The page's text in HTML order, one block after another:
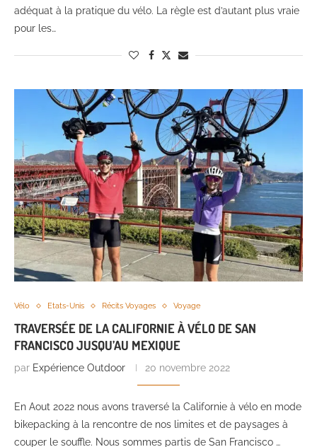
adéquat à la pratique du vélo. La règle est d’autant plus vraie
pour les…
Vélo Etats-Unis Récits Voyages Voyage
TRAVERSÉE DE LA CALIFORNIE À VÉLO DE SAN
FRANCISCO JUSQU’AU MEXIQUE
par Expérience Outdoor 20 novembre 2022
En Aout 2022 nous avons traversé la Californie à vélo en mode
bikepacking à la rencontre de nos limites et de paysages à
couper le souffle. Nous sommes partis de San Francisco …